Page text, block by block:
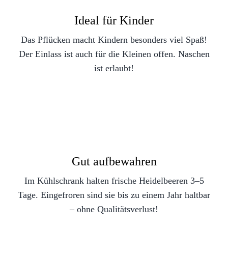
Ideal für Kinder
Das Pflücken macht Kindern besonders viel Spaß!
Der Einlass ist auch für die Kleinen offen. Naschen
ist erlaubt!
Gut aufbewahren
Im Kühlschrank halten frische Heidelbeeren 3–5
Tage. Eingefroren sind sie bis zu einem Jahr haltbar
– ohne Qualitätsverlust!